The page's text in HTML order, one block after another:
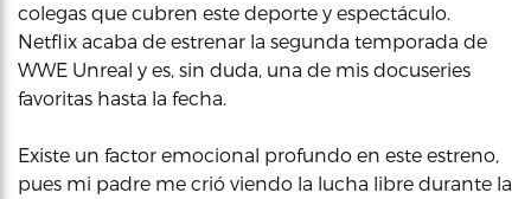
colegas que cubren este deporte y espectáculo.
Netflix acaba de estrenar la segunda temporada de
WWE Unreal y es, sin duda, una de mis docuseries
favoritas hasta la fecha.
Existe un factor emocional profundo en este estreno,
pues mi padre me crió viendo la lucha libre durante la